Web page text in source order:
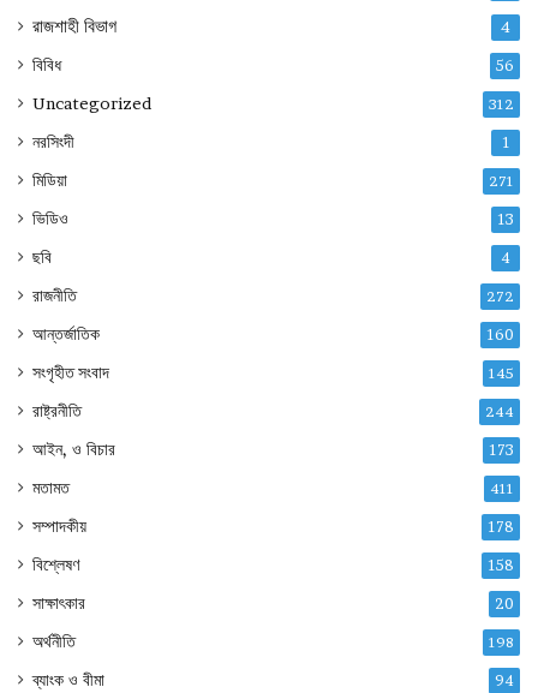
রাজশাহী বিভাগ 4
বিবিধ 56
Uncategorized 312
নরসিংদী 1
মিডিয়া 271
ভিডিও 13
ছবি 4
রাজনীতি 272
আন্তর্জাতিক 160
সংগৃহীত সংবাদ 145
রাষ্ট্রনীতি 244
আইন, ও বিচার 173
মতামত 411
সম্পাদকীয় 178
বিশ্লেষণ 158
সাক্ষাৎকার 20
অর্থনীতি 198
ব্যাংক ও বীমা 94